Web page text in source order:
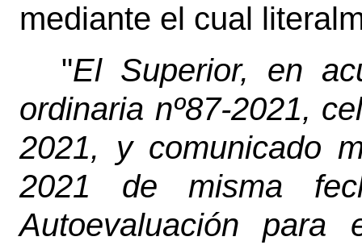
mediante el cual
"El Superior, en
ordinaria nº87-2021,
2021, y comunicado
2021 de misma
Autoevaluación